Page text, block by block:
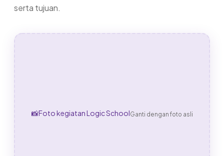
serta tujuan.
📸Foto kegiatan Logic SchoolGanti dengan foto asli